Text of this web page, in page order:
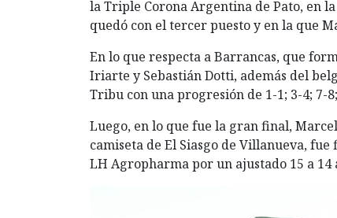
la Triple Corona Argentina de Pato, en
quedó con el tercer puesto y en la que
En lo que respecta a Barrancas, que
Iriarte y Sebastián Dotti, además del
Tribu con una progresión de 1-1; 3-4; 7-
Luego, en lo que fue la gran final,
camiseta de El Siasgo de Villanueva,
LH Agropharma por un ajustado 15 a